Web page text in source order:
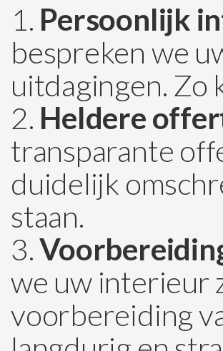
Persoonlijk
bespreken we
uitdagingen. Zo
Heldere
transparante
duidelijk
staan.
we uw interieur
voorbereiding